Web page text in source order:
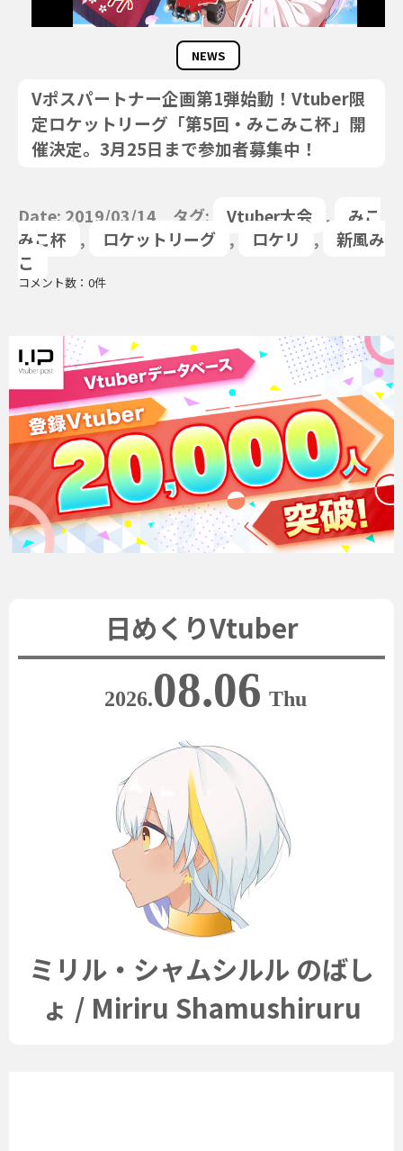
NEWS
Vポスパートナー企画第1弾始動！Vtuber限
定ロケットリーグ「第5回・みこみこ杯」開
催決定。3月25日まで参加者募集中！
Date: 2019/03/14 タグ: Vtuber大会 ,
みこ
みこ杯
, ロケットリーグ , ロケリ ,
新風み
こ
コメント数：0件
日めくりVtuber
2026.08.06 Thu
ミリル・シャムシルル のばし
ょ / Miriru Shamushiruru